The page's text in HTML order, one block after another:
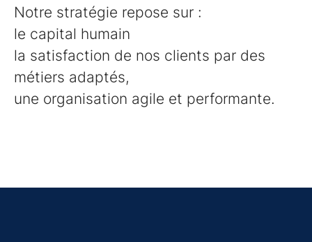
Notre stratégie repose sur :
le capital humain
la satisfaction de nos clients par des
métiers adaptés,
une organisation agile et performante.